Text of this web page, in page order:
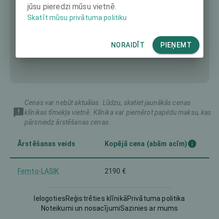
Cenas var nebūt aktuālas. Lūdzu, skatiet jaunākās cenas
klīnikas tīmekļa vietnē. Klīnika var piemērot papildu maksu, kas
pārsniedz ārstēšanas cenas.
Ārstēšanas veids Kopējā cena (abām acīm)
Femto-LASIK 2190 €
Intraocular Lens (IOL) 4542 €
IelogotiesReģistrēties klīnikāPrivātuma politika
Noteikumi un nosacījumiSazinies ar mums
jūsu pieredzi mūsu vietnē.
Skatīt mūsu privātuma politiku
NORAIDĪT PIEŅEMT